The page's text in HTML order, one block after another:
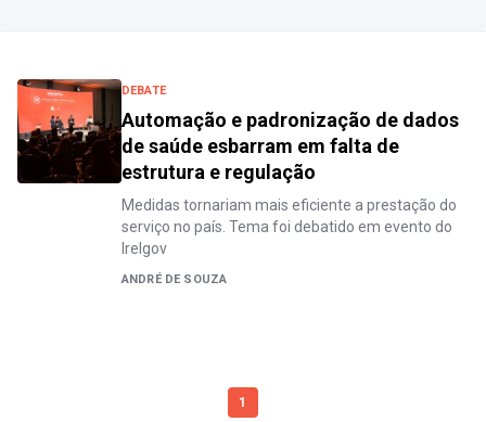
DEBATE
Automação e padronização de dados
de saúde esbarram em falta de
estrutura e regulação
Medidas tornariam mais eficiente a prestação do
serviço no país. Tema foi debatido em evento do
Irelgov
ANDRÉ DE SOUZA
1